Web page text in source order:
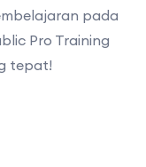
pada
Pro Training
tepat!